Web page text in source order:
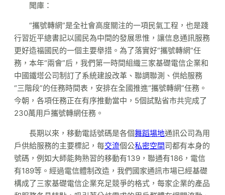
聞庫：
“攜號轉網”是全社會高度關注的一項民氣工程，也是踐
行習近平總書記以國民為中間的發展思惟，讓信息通訊服務
更好造福國民的一個主要舉措。為了落實好“攜號轉網”任
務，本年“兩會”后，我們第一時間組織三家基礎電信企業和
中國鐵塔公司制訂了系統建設改革、聯調聯測、供給服務
“三階段”的任務時間表，安排在全國推進“攜號轉網”任務。
今朝，各項任務正在有序推動當中，5個試點省市共完成了
230萬用戶攜號轉網任務。
長期以來，移動電話號碼是各個舞蹈場地通訊公司為用
戶供給服務的主要標記，每交流個公私密空間司都有本身的
號碼，例如大師能夠熟習的移動有139，聯通有186，電信
有189等。經過電信體制改造，我們國家通訊市場已經基礎
構成了三家基礎電信企業充足競爭的格式，每家企業的產品